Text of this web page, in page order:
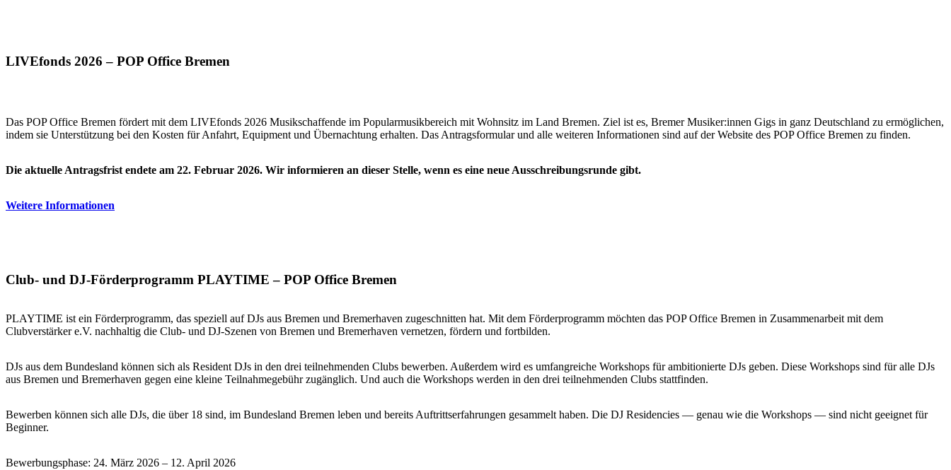
LIVEfonds 2026 – POP Office Bremen
Das POP Office Bremen fördert mit dem LIVEfonds 2026 Musikschaffende im Popularmusikbereich mit Wohnsitz im Land Bremen. Ziel ist es, Bremer Musiker:innen Gigs in ganz Deutschland zu ermöglichen,
indem sie Unterstützung bei den Kosten für Anfahrt, Equipment und Übernachtung erhalten. Das Antragsformular und alle weiteren Informationen sind auf der Website des POP Office Bremen zu finden.
Die aktuelle Antragsfrist endete am 22. Februar 2026. Wir informieren an dieser Stelle, wenn es eine neue Ausschreibungsrunde gibt.
Weitere Informationen
Club- und DJ-Förderprogramm PLAYTIME – POP Office Bremen
PLAYTIME ist ein Förderprogramm, das speziell auf DJs aus Bremen und Bremerhaven zugeschnitten hat. Mit dem Förderprogramm möchten das POP Office Bremen in Zusammenarbeit mit dem
Clubverstärker e.V. nachhaltig die Club- und DJ-Szenen von Bremen und Bremerhaven vernetzen, fördern und fortbilden.
DJs aus dem Bundesland können sich als Resident DJs in den drei teilnehmenden Clubs bewerben. Außerdem wird es umfangreiche Workshops für ambitionierte DJs geben. Diese Workshops sind für alle DJs
aus Bremen und Bremerhaven gegen eine kleine Teilnahmegebühr zugänglich. Und auch die Workshops werden in den drei teilnehmenden Clubs stattfinden.
Bewerben können sich alle DJs, die über 18 sind, im Bundesland Bremen leben und bereits Auftrittserfahrungen gesammelt haben. Die DJ Residencies — genau wie die Workshops — sind nicht geeignet für
Beginner.
Bewerbungsphase: 24. März 2026 – 12. April 2026